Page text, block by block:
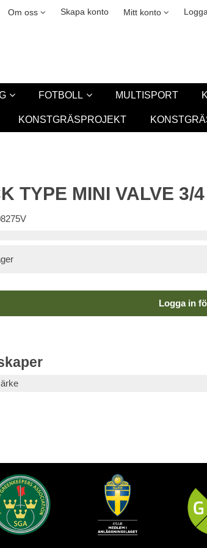
Om oss Skapa konto Mitt konto
FOTBOLL MULTISPORT
KONSTGRÄSPROJEKT
TYPE MINI VALVE 3/
Logga in